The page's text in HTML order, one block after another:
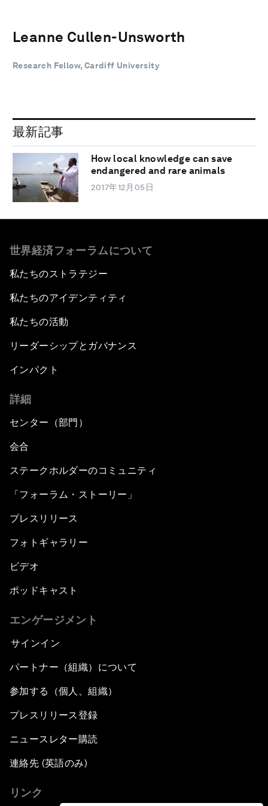
Leanne Cullen-Unsworth
Research Fellow, Cardiff University
最新記事
How local knowledge can save
endangered and rare animals
2017年12月05日
世界経済フォーラムについて
私たちのストラテジー
私たちのアイデンティティ
私たちの活動
リーダーシップとガバナンス
インパクト
詳細
センター（部門）
会合
ステークホルダーのコミュニティ
「フォーラム・ストーリー」
プレスリリース
フォトギャラリー
ビデオ
ポッドキャスト
エンゲージメント
サインイン
パートナー（組織）について
参加する（個人、組織）
プレスリリース登録
ニュースレター購読
連絡先 (英語のみ)
リンク